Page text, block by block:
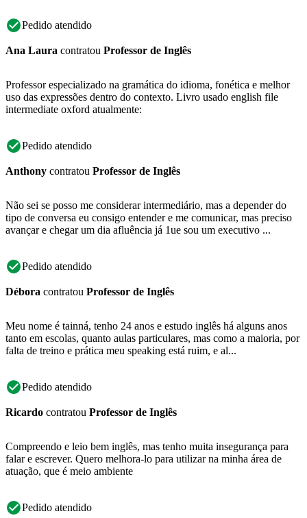
Pedido atendido
Ana Laura contratou Professor de Inglês
Professor especializado na gramática do idioma, fonética e melhor
uso das expressões dentro do contexto. Livro usado english file
intermediate oxford atualmente:
Pedido atendido
Anthony contratou Professor de Inglês
Não sei se posso me considerar intermediário, mas a depender do
tipo de conversa eu consigo entender e me comunicar, mas preciso
avançar e chegar um dia afluência já 1ue sou um executivo ...
Pedido atendido
Débora contratou Professor de Inglês
Meu nome é tainná, tenho 24 anos e estudo inglês há alguns anos
tanto em escolas, quanto aulas particulares, mas como a maioria, por
falta de treino e prática meu speaking está ruim, e al...
Pedido atendido
Ricardo contratou Professor de Inglês
Compreendo e leio bem inglês, mas tenho muita insegurança para
falar e escrever. Quero melhora-lo para utilizar na minha área de
atuação, que é meio ambiente
Pedido atendido